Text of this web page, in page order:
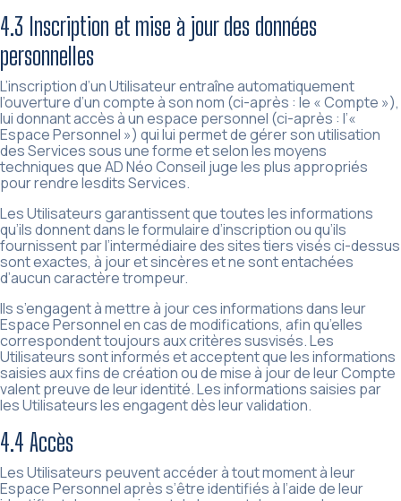
4.3 Inscription et mise à jour des données
personnelles
L’inscription d’un Utilisateur entraîne automatiquement
l’ouverture d’un compte à son nom (ci-après : le « Compte »),
lui donnant accès à un espace personnel (ci-après : l’«
Espace Personnel ») qui lui permet de gérer son utilisation
des Services sous une forme et selon les moyens
techniques que AD Néo Conseil juge les plus appropriés
pour rendre lesdits Services.
Les Utilisateurs garantissent que toutes les informations
qu’ils donnent dans le formulaire d’inscription ou qu’ils
fournissent par l’intermédiaire des sites tiers visés ci-dessus
sont exactes, à jour et sincères et ne sont entachées
d’aucun caractère trompeur.
Ils s’engagent à mettre à jour ces informations dans leur
Espace Personnel en cas de modifications, afin qu’elles
correspondent toujours aux critères susvisés. Les
Utilisateurs sont informés et acceptent que les informations
saisies aux fins de création ou de mise à jour de leur Compte
valent preuve de leur identité. Les informations saisies par
les Utilisateurs les engagent dès leur validation.
4.4 Accès
Les Utilisateurs peuvent accéder à tout moment à leur
Espace Personnel après s’être identifiés à l’aide de leur